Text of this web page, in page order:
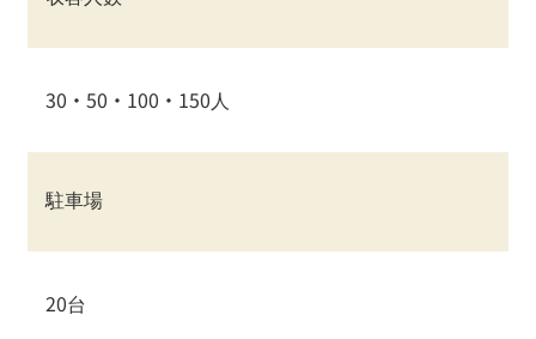
30・50・100・150人
駐車場
20台